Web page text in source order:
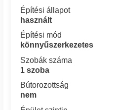
Építési állapot
használt
Építési mód
könnyűszerkezetes
Szobák száma
1 szoba
Bútorozottság
nem